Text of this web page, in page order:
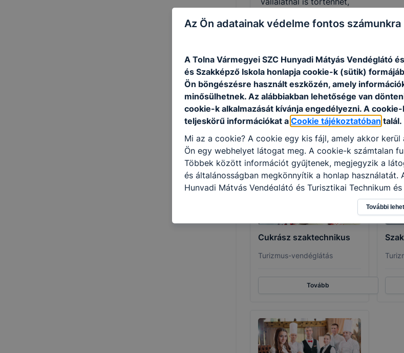
módosításával. A szakmai vizsga
szerezhet a tanuló, illetve a
részt vevő.
Szakmák
Cukrász szaktechnikus
Turizmus-vendéglátás
Tovább
Az Ön adatainak védelme fontos számunkra
A Tolna Vármegyei SZC Hunyadi Mátyás Vendéglátó
és Szakképző Iskola honlapja cookie-k (sütik)
Ön böngészésre használt eszközén, amely
minősülhetnek. Az alábbiakban lehetősége van
cookie-k alkalmazását kívánja engedélyezni. A
teljeskörű információkat a Cookie tájékoztatóban talál.
Mi az a cookie? A cookie egy kis fájl, amely akkor
Ön egy webhelyet látogat meg. A cookie-k számtalan
Többek között információt gyűjtenek, megjegyzik a
és általánosságban megkönnyítik a honlap használatát.
Hunyadi Mátyás Vendéglátó és Turisztikai Technikum
cookie-kat a következő célokból használja: információ
kapcsolatban, hogyan használja Ön a honlapot -annak
honlap melyik részeit látogatja, vagy használja
hogyan biztosítsunk Önnek még jobb felhasználói
cookie-kat? Minden modern böngésző engedélyezi a
a cookie-kat, de ezek általában megváltoztathatók.
megakadályozása vagy törlése által előfordulhat, hogy
lesznek képesek honlapunk funkcióinak teljes körű
tervezettől eltérően fog működni böngészőjében.
További